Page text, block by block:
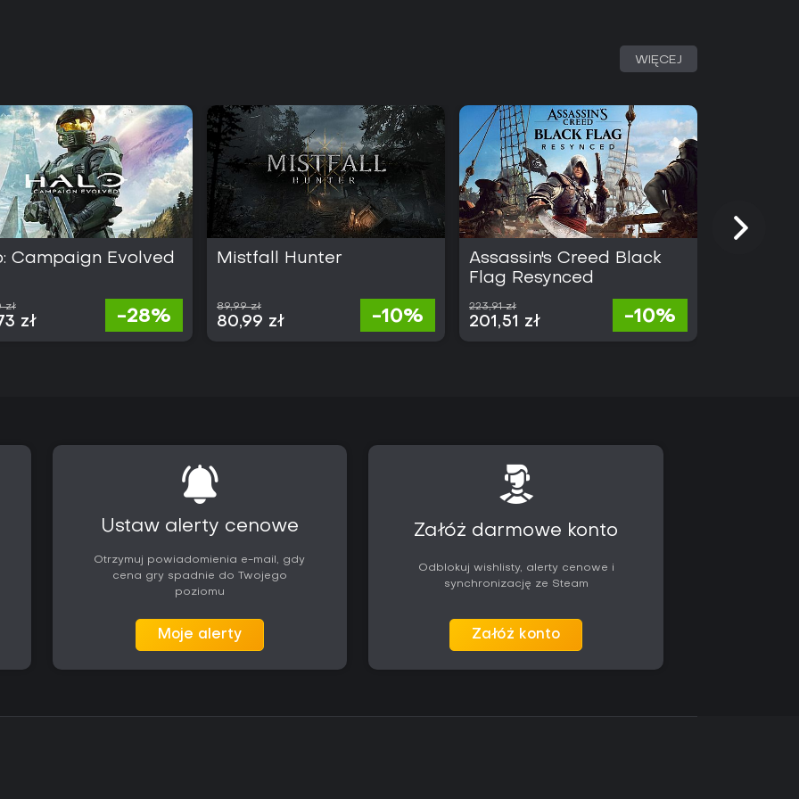
WIĘCEJ
Campaign Evolved
zł
zł -28%
Mistfall Hunter
89,99 zł
80,99 zł -10%
Assassin's Creed Black
Flag Resynced
223,91 zł
201,51 zł -10%
Ustaw alerty cenowe
Otrzymuj powiadomienia e-mail, gdy
cena gry spadnie do Twojego
poziomu
Moje alerty
Załóż darmowe konto
Odblokuj wishlisty, alerty cenowe i
synchronizację ze Steam
Załóż konto